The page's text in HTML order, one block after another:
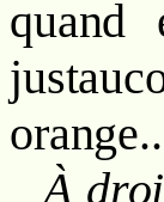
quand
À